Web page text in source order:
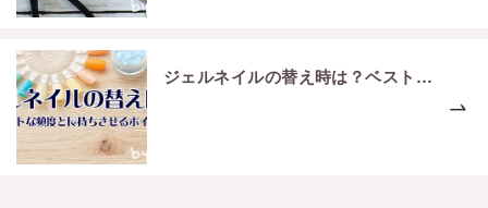
ジェルネイルの替え時は？ベストな頻度とジェルネイルを長持ちさせるポイント